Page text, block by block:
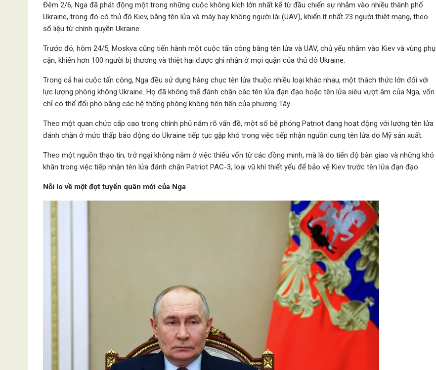
Đêm 2/6, Nga đã phát động một trong những cuộc không kích lớn nhất kể từ đầu chiến sự nhắm vào nhiều thành phố
Ukraine, trong đó có thủ đô Kiev, bằng tên lửa và máy bay không người lái (UAV), khiến ít nhất 23 người thiệt mạng, theo
số liệu từ chính quyền Ukraine.
Trước đó, hôm 24/5, Moskva cũng tiến hành một cuộc tấn công bằng tên lửa và UAV, chủ yếu nhắm vào Kiev và vùng phụ
cận, khiến hơn 100 người bị thương và thiệt hại được ghi nhận ở mọi quận của thủ đô Ukraine.
Trong cả hai cuộc tấn công, Nga đều sử dụng hàng chục tên lửa thuộc nhiều loại khác nhau, một thách thức lớn đối với
lực lượng phòng không Ukraine. Họ đã không thể đánh chặn các tên lửa đạn đạo hoặc tên lửa siêu vượt âm của Nga, vốn
chỉ có thể đối phó bằng các hệ thống phòng không tiên tiến của phương Tây.
Theo một quan chức cấp cao trong chính phủ nắm rõ vấn đề, một số bệ phóng Patriot đang hoạt động với lượng tên lửa
đánh chặn ở mức thấp báo động do Ukraine tiếp tục gặp khó trong việc tiếp nhận nguồn cung tên lửa do Mỹ sản xuất.
Theo một nguồn thạo tin, trở ngại không nằm ở việc thiếu vốn từ các đồng minh, mà là do tiến độ bàn giao và những khó
khăn trong việc tiếp nhận tên lửa đánh chặn Patriot PAC-3, loại vũ khí thiết yếu để bảo vệ Kiev trước tên lửa đạn đạo.
Nỗi lo về một đợt tuyển quân mới của Nga